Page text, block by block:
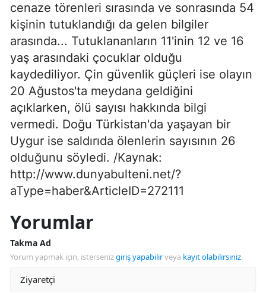
cenaze törenleri sırasında ve sonrasında 54
kişinin tutuklandığı da gelen bilgiler
arasında... Tutuklananların 11'inin 12 ve 16
yaş arasındaki çocuklar olduğu
kaydediliyor. Çin güvenlik güçleri ise olayın
20 Ağustos'ta meydana geldiğini
açıklarken, ölü sayısı hakkında bilgi
vermedi. Doğu Türkistan'da yaşayan bir
Uygur ise saldırıda ölenlerin sayısının 26
olduğunu söyledi. /Kaynak:
http://www.dunyabulteni.net/?
aType=haber&ArticleID=272111
Yorumlar
Takma Ad
Yorum yapmak için, istersenizgiriş yapabilirveya kayıt olabilirsiniz.